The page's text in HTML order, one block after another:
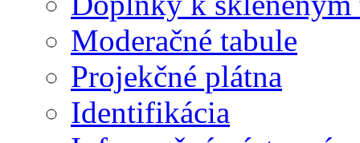
Moderačné tabule
Projekčné plátna
Identifikácia